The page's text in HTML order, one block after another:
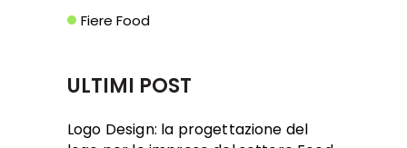
Fiere Food
ULTIMI POST
Logo Design: la progettazione del